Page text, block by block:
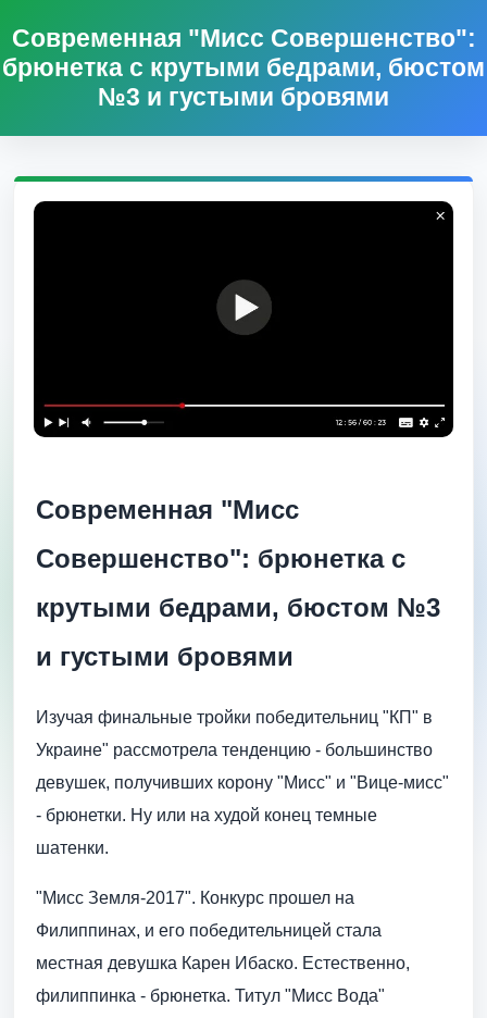
Современная "Мисс Совершенство":
брюнетка с крутыми бедрами, бюстом
№3 и густыми бровями
Современная "Мисс
Совершенство": брюнетка с
крутыми бедрами, бюстом №3
и густыми бровями
Изучая финальные тройки победительниц "КП" в
Украине" рассмотрела тенденцию - большинство
девушек, получивших корону "Мисс" и "Вице-мисс"
- брюнетки. Ну или на худой конец темные
шатенки.
"Мисс Земля-2017". Конкурс прошел на
Филиппинах, и его победительницей стала
местная девушка Карен Ибаско. Естественно,
филиппинка - брюнетка. Титул "Мисс Вода"